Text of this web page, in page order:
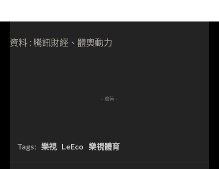
資料 : 騰訊財經、體奧動力
- 廣告 -
Tags: 樂視 LeEco 樂視體育